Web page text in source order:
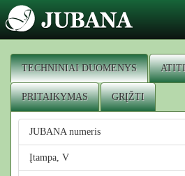
TECHNINIAI DUOMENYS
PRITAIKYMAS GRĮŽTI
JUBANA numeris
Įtampa, V